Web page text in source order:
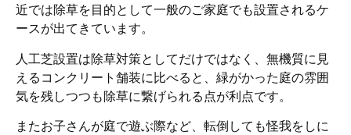
近では除草を目的として一般のご家庭でも設置されるケ
ースが出てきています。
人工芝設置は除草対策としてだけではなく、無機質に見
えるコンクリート舗装に比べると、緑がかった庭の雰囲
気を残しつつも除草に繋げられる点が利点です。
またお子さんが庭で遊ぶ際など、転倒しても怪我をしに